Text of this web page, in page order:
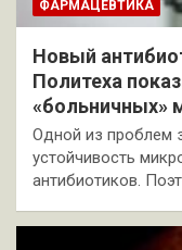
ФАРМАЦЕВТИКА
Новый
Политеха
«больничных»
Одной из проблем
устойчивость
антибиотиков.